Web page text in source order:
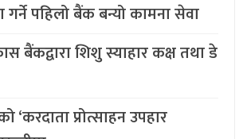
पहिलो बैंक बन्यो कामना सेवा
बैंकद्वारा शिशु स्याहार कक्ष तथा डे
‘करदाता प्रोत्साहन उपहार